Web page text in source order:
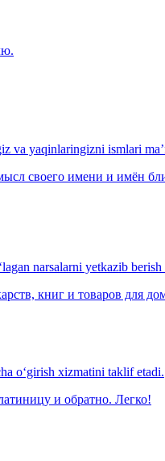
va yaqinlaringizni ismlari
своего имени и имён
narsalarni yetkazib
книг и товаров для
o‘girish xizmatini taklif etadi.
и обратно. Легко!